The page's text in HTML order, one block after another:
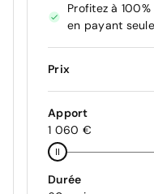
Profitez à
en payant
Prix
Apport
1 060 €
Durée